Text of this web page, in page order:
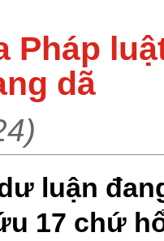
Pháp
dã
luận
17 chứ